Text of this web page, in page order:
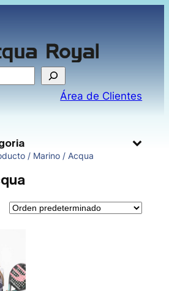
Área de Clientes
/ Marino / Acqua